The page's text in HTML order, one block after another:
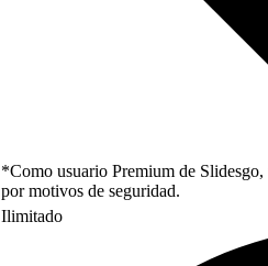
*Como usuario Premium de
por motivos de seguridad.
Ilimitado